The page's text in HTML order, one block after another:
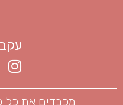
מכבדים את כל